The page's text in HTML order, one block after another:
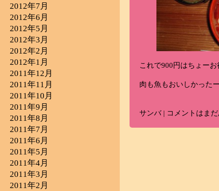
これで900円はちょー
肉も魚もおいしかった
サンバ| コメントはま
2012年7月
2012年6月
2012年5月
2012年3月
2012年2月
2012年1月
2011年12月
2011年11月
2011年10月
2011年9月
2011年8月
2011年7月
2011年6月
2011年5月
2011年4月
2011年3月
2011年2月